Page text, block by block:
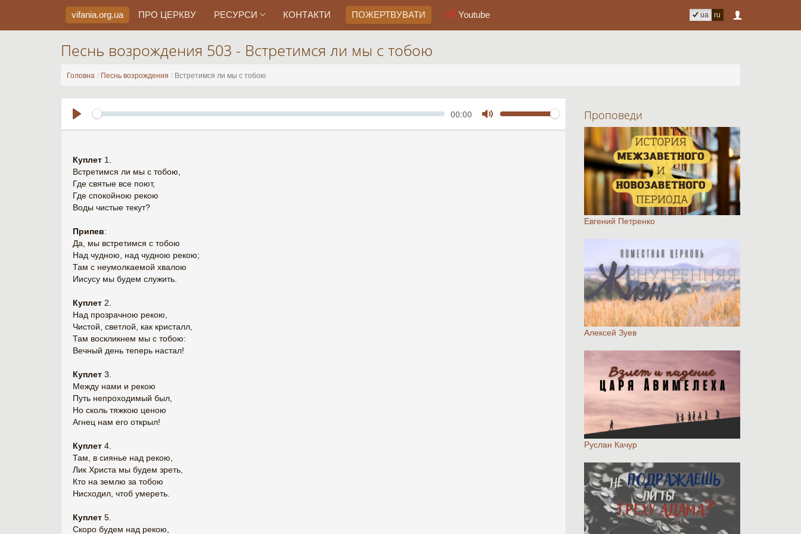
vifania.org.ua ПРО ЦЕРКВУ РЕСУРСИ КОНТАКТИ ПОЖЕРТВУВАТИ Youtube ua ru
Песнь возрождения 503 - Встретимся ли мы с тобою
Головна Песнь возрождения Встретимся ли мы с тобою
Seek Current
00:00
Mute
Volume
Куплет 1.
Встретимся ли мы с тобою,
Где святые все поют,
Где спокойною рекою
Воды чистые текут?
Припев:
Да, мы встретимся с тобою
Над чудною, над чудною рекою;
Там с неумолкаемой хвалою
Иисусу мы будем служить.
Куплет 2.
Над прозрачною рекою,
Чистой, светлой, как кристалл,
Там воскликнем мы с тобою:
Вечный день теперь настал!
Куплет 3.
Между нами и рекою
Путь непроходимый был,
Но сколь тяжкою ценою
Агнец нам его открыл!
Куплет 4.
Там, в сиянье над рекою,
Лик Христа мы будем зреть,
Кто на землю за тобою
Нисходил, чтоб умереть.
Куплет 5.
Скоро будем над рекою,
Проповеди
Евгений Петренко
Алексей Зуев
Руслан Качур